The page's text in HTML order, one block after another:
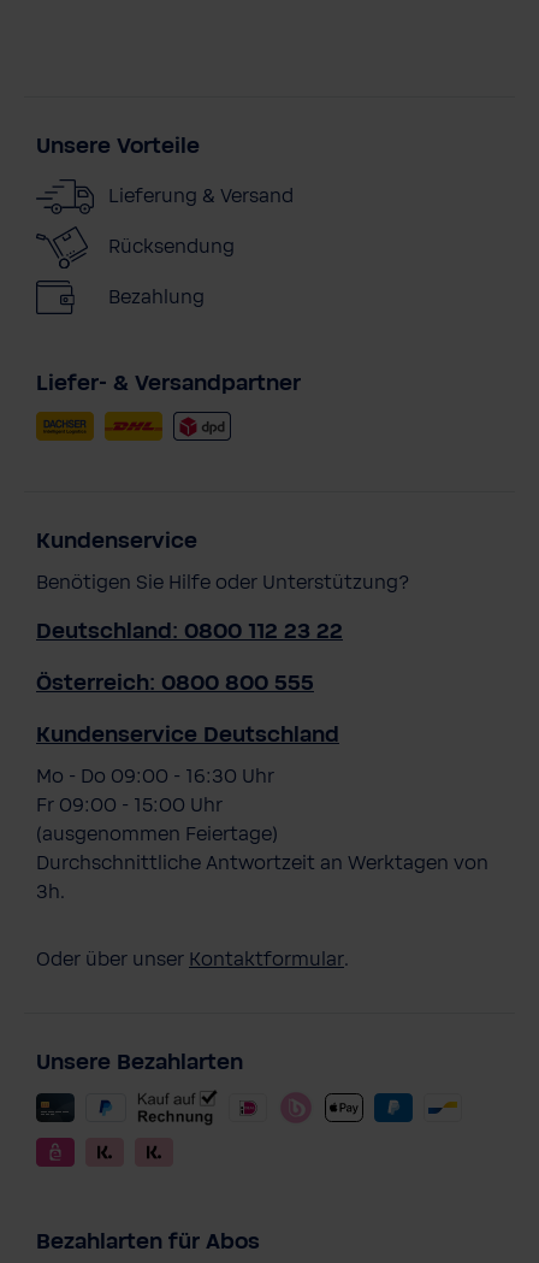
Unsere Vorteile
Lieferung & Versand
Rücksendung
Bezahlung
Liefer- & Versandpartner
Kundenservice
Benötigen Sie Hilfe oder Unterstützung?
Deutschland: 0800 112 23 22
Österreich: 0800 800 555
Kundenservice Deutschland
Mo - Do 09:00 - 16:30 Uhr
Fr 09:00 - 15:00 Uhr
(ausgenommen Feiertage)
Durchschnittliche Antwortzeit an Werktagen von
3h.
Oder über unser Kontaktformular.
Unsere Bezahlarten
Bezahlarten für Abos